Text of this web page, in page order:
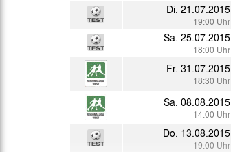
Di. 21.07.2015
19:00 Uhr
Sa. 25.07.2015
18:00 Uhr
Fr. 31.07.2015
18:30 Uhr
Sa. 08.08.2015
14:00 Uhr
Do. 13.08.2015
19:00 Uhr